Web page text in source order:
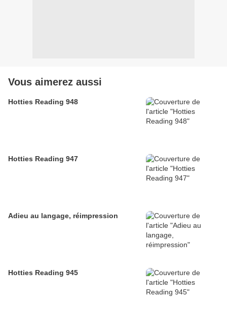
Vous aimerez aussi
Hotties Reading 948
Hotties Reading 947
Adieu au langage, réimpression
Hotties Reading 945